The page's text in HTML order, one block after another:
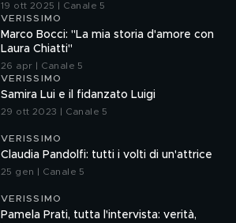
19 ott 2025 | Canale 5
VERISSIMO
Marco Bocci: "La mia storia d'amore con
Laura Chiatti"
26 apr | Canale 5
VERISSIMO
Samira Lui e il fidanzato Luigi
29 ott 2023 | Canale 5
VERISSIMO
Claudia Pandolfi: tutti i volti di un'attrice
25 gen | Canale 5
VERISSIMO
Pamela Prati, tutta l'intervista: verità,